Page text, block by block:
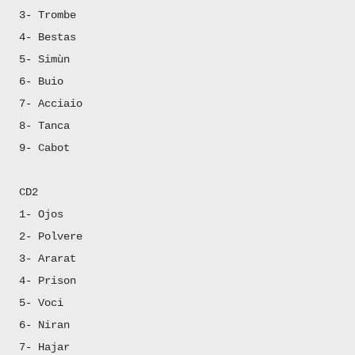
3- Trombe
4- Bestas
5- Simùn
6- Buio
7- Acciaio
8- Tanca
9- Cabot
CD2
1- Ojos
2- Polvere
3- Ararat
4- Prison
5- Voci
6- Niran
7- Hajar